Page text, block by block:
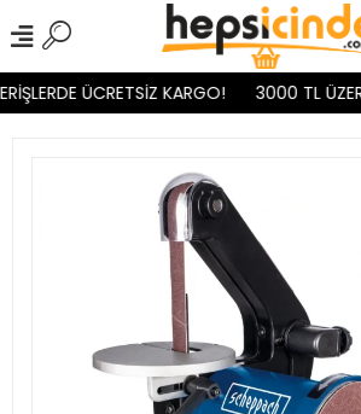
ÜCRETSİZ KARGO! 3000 TL